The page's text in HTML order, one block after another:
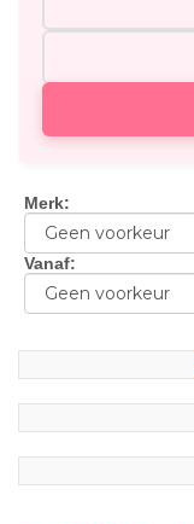
Merk:
Vanaf: